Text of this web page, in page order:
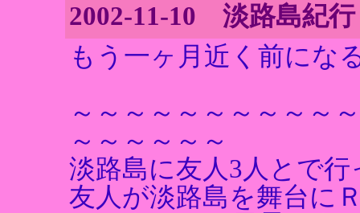
2002-11-10 淡路島紀行
もう一ヶ月近く前にな
～～～～～～～～～～
～～～～～～
淡路島に友人3人とで
友人が淡路島を舞台に